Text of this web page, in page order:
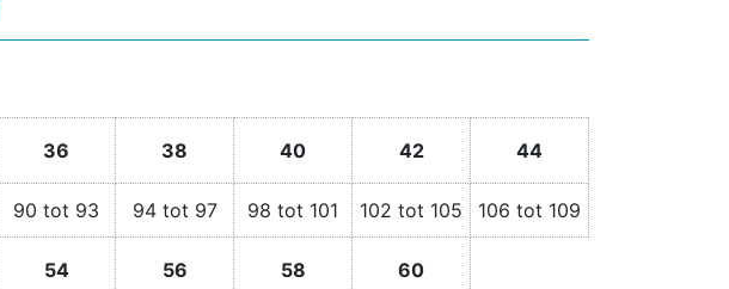
36 38 40 42 44
90 tot 93 94 tot 97 98 tot 101 102 tot 105 106 tot 109
54 56 58 60